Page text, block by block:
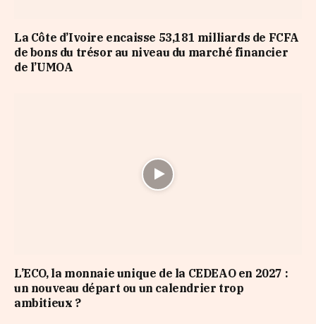
La Côte d’Ivoire encaisse 53,181 milliards de FCFA
de bons du trésor au niveau du marché financier
de l’UMOA
L’ECO, la monnaie unique de la CEDEAO en 2027 :
un nouveau départ ou un calendrier trop
ambitieux ?